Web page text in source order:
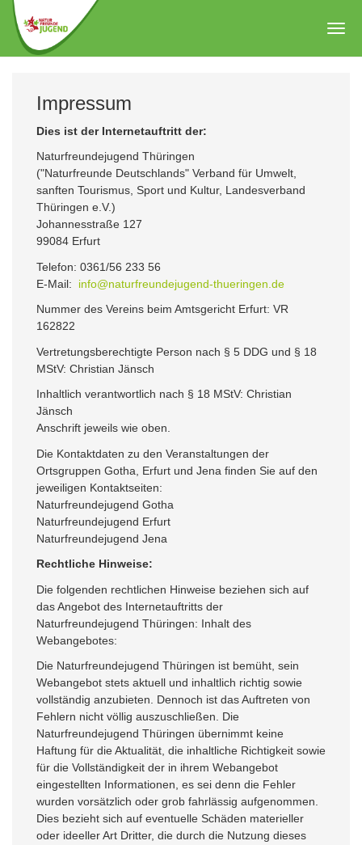
Zum
Hauptinhalt
springen
Impressum
Dies ist der Internetauftritt der:
Naturfreundejugend Thüringen
("Naturfreunde Deutschlands" Verband für Umwelt,
sanften Tourismus, Sport und Kultur, Landesverband
Thüringen e.V.)
Johannesstraße 127
99084 Erfurt
Telefon: 0361/56 233 56
E-Mail: info@naturfreundejugend-thueringen.de
Nummer des Vereins beim Amtsgericht Erfurt: VR
162822
Vertretungsberechtigte Person nach § 5 DDG und § 18
MStV: Christian Jänsch
Inhaltlich verantwortlich nach § 18 MStV: Christian
Jänsch
Anschrift jeweils wie oben.
Die Kontaktdaten zu den Veranstaltungen der
Ortsgruppen Gotha, Erfurt und Jena finden Sie auf den
jeweiligen Kontaktseiten:
Naturfreundejugend Gotha
Naturfreundejugend Erfurt
Naturfreundejugend Jena
Rechtliche Hinweise:
Die folgenden rechtlichen Hinweise beziehen sich auf
das Angebot des Internetauftritts der
Naturfreundejugend Thüringen: Inhalt des
Webangebotes:
Die Naturfreundejugend Thüringen ist bemüht, sein
Webangebot stets aktuell und inhaltlich richtig sowie
vollständig anzubieten. Dennoch ist das Auftreten von
Fehlern nicht völlig auszuschließen. Die
Naturfreundejugend Thüringen übernimmt keine
Haftung für die Aktualität, die inhaltliche Richtigkeit sowie
für die Vollständigkeit der in ihrem Webangebot
eingestellten Informationen, es sei denn die Fehler
wurden vorsätzlich oder grob fahrlässig aufgenommen.
Dies bezieht sich auf eventuelle Schäden materieller
oder ideeller Art Dritter, die durch die Nutzung dieses